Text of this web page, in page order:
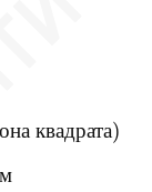
\, \text{см},
квадрата)
b = 17